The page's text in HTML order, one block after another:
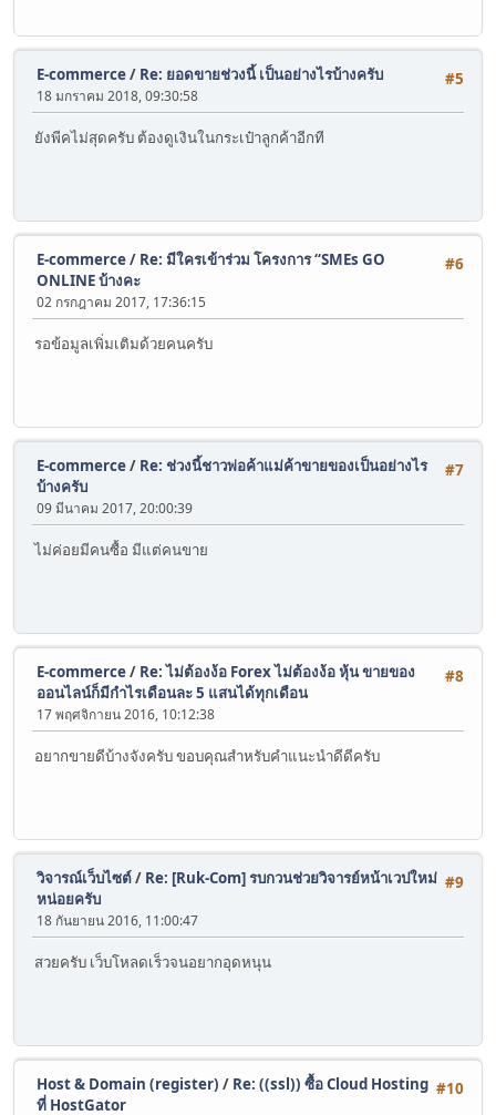
#5
E-commerce/ Re: ยอดขายช่วงนี้ เป็นอย่างไรบ้างครับ
18 มกราคม 2018, 09:30:58
ยังพีคไม่สุดครับ ต้องดูเงินในกระเป๋าลูกค้าอีกที
#6
E-commerce/ Re: มีใครเข้าร่วม โครงการ “SMEs GO
ONLINE บ้างคะ
02 กรกฎาคม 2017, 17:36:15
รอข้อมูลเพิ่มเติมด้วยคนครับ
#7
E-commerce/ Re: ช่วงนี้ชาวพ่อค้าแม่ค้าขายของเป็นอย่างไร
บ้างครับ
09 มีนาคม 2017, 20:00:39
ไม่ค่อยมีคนซื้อ มีแต่คนขาย
#8
E-commerce/ Re: ไม่ต้องง้อ Forex ไม่ต้องง้อ หุ้น ขายของ
ออนไลน์ก็มีกำไรเดือนละ 5 แสนได้ทุกเดือน
17 พฤศจิกายน 2016, 10:12:38
อยากขายดีบ้างจังครับ ขอบคุณสำหรับคำแนะนำดีดีครับ
#9
วิจารณ์เว็บไซต์/ Re: [Ruk-Com] รบกวนช่วยวิจารย์หน้าเวปใหม่
หน่อยครับ
18 กันยายน 2016, 11:00:47
สวยครับ เว็บโหลดเร็วจนอยากอุดหนุน
#10
Host & Domain (register) / Re: ((ssl)) ซื้อ Cloud Hosting
ที่ HostGator